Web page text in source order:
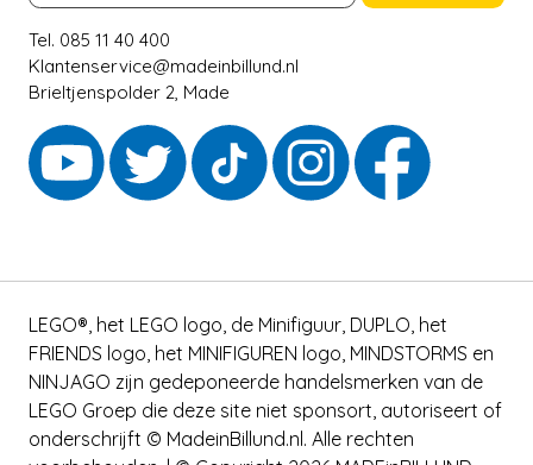
Tel. 085 11 40 400
Klantenservice@madeinbillund.nl
Brieltjenspolder 2, Made
LEGO®, het LEGO logo, de Minifiguur, DUPLO, het
FRIENDS logo, het MINIFIGUREN logo, MINDSTORMS en
NINJAGO zijn gedeponeerde handelsmerken van de
LEGO Groep die deze site niet sponsort, autoriseert of
onderschrijft © MadeinBillund.nl. Alle rechten